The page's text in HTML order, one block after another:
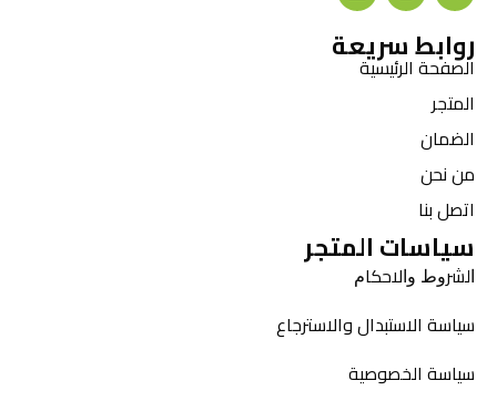
روابط سريعة
الصفحة الرئيسية
المتجر
الضمان
من نحن
اتصل بنا
سياسات المتجر
ﺍﻟﺸﺮﻭﻁ ﻭﺍﻻﺣﻜﺎﻡ
سياسة الاستبدال والاسترجاع
سياسة الخصوصية